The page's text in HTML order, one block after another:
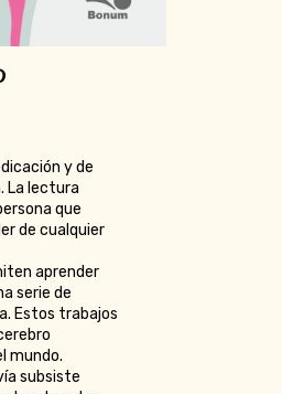
y de
La lectura
que
de cualquier
aprender
serie de
Estos trabajos
mundo.
subsiste